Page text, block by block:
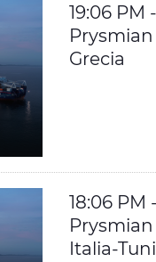
19:06 PM
Grecia
18:06 PM
Italia-